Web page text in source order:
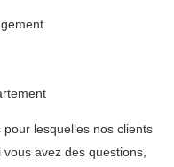
lesquelles nos clients
avez des questions,